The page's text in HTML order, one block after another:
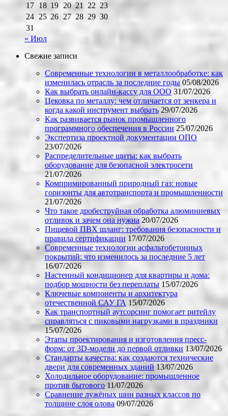
17 18 19 20 21 22 23
24 25 26 27 28 29 30
31
« Июл
Свежие записи
Современные технологии в металлообработке: как
изменилась отрасль за последние годы 05/08/2026
Как выбрать онлайн-кассу для ООО 31/07/2026
Цековка по металлу: чем отличается от зенкера и
когда какой инструмент выбрать 29/07/2026
Как развивается рынок промышленного
программного обеспечения в России 25/07/2026
Экспертиза проектной документации ОПО
23/07/2026
Распределительные щиты: как выбрать
оборудование для безопасной электросети
21/07/2026
Компримированный природный газ: новые
горизонты для автотранспорта и промышленности
21/07/2026
Что такое дробеструйная обработка алюминиевых
отливок и зачем она нужна 20/07/2026
Пищевой ПВХ шланг: требования безопасности и
правила сертификации 17/07/2026
Современные технологии асфальтобетонных
покрытий: что изменилось за последние 5 лет
16/07/2026
Настенный кондиционер для квартиры и дома:
подбор мощности без переплаты 15/07/2026
Ключевые компоненты и архитектура
отечественной САУ ГА 15/07/2026
Как транспортный аутсорсинг помогает ритейлу
справляться с пиковыми нагрузками в праздники
15/07/2026
Этапы проектирования и изготовления пресс-
форм: от 3D-модели до первой отливки 13/07/2026
Стандарты качества: как создаются технические
двери для современных зданий 13/07/2026
Холодильное оборудование: промышленное
против бытового 11/07/2026
Сравнение лужёных шин разных классов по
толщине слоя олова 09/07/2026